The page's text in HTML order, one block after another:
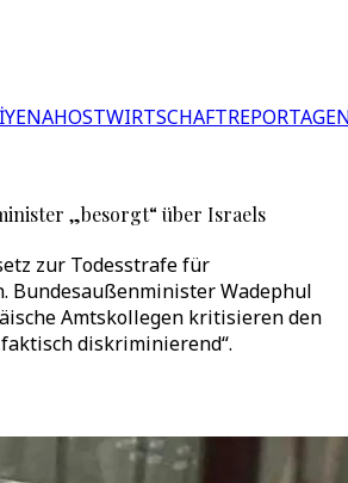
NAHOSTWIRTSCHAFT
„besorgt“ über Israels
zur Todesstrafe für
Bundesaußenminister Wadephul
Amtskollegen kritisieren den
diskriminierend“.